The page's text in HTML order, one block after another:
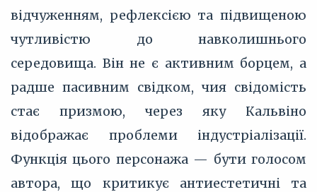
відчуженням, рефлексією та підвищеною
чутливістю до навколишнього
середовища. Він не є активним борцем, а
радше пасивним свідком, чия свідомість
стає призмою, через яку Кальвіно
відображає проблеми індустріалізації.
Функція цього персонажа — бути голосом
автора, що критикує антиестетичні та